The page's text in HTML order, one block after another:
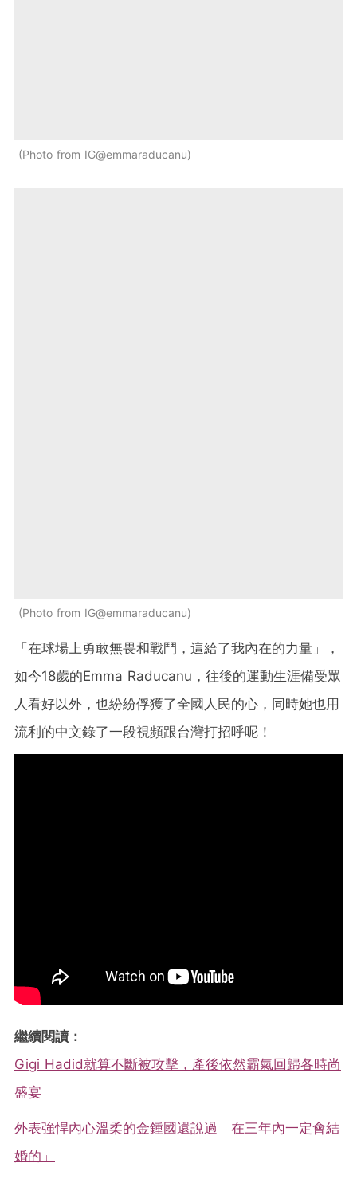
Photo from IG@emmaraducanu
Photo from IG@emmaraducanu
「在球場上勇敢無畏和戰鬥，這給了我內在的力量」，
如今18歲的Emma Raducanu，往後的運動生涯備受眾
人看好以外，也紛紛俘獲了全國人民的心，同時她也用
流利的中文錄了一段視頻跟台灣打招呼呢！
繼續閱讀：
Gigi Hadid就算不斷被攻擊，產後依然霸氣回歸各時尚
盛宴
外表強悍內心溫柔的金鍾國還說過「在三年內一定會結
婚的」